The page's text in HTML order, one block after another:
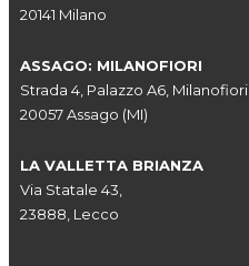
20141 Milano
ASSAGO: MILANOFIORI
Strada 4, Palazzo A6, Milanofiori,
20057 Assago (MI)
LA VALLETTA BRIANZA
Via Statale 43,
23888, Lecco